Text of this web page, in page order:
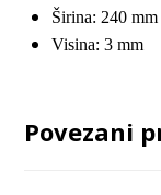
Širina: 240 mm
Visina: 3 mm
Povezani